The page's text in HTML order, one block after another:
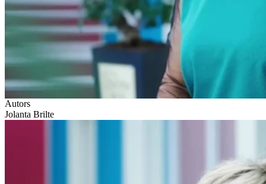
Autors
Jolanta Brilte